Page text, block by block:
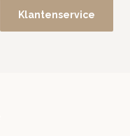
Klantenservice